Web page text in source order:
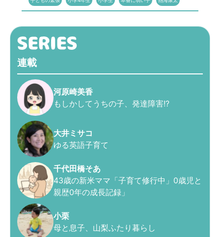
連載
河原崎美香
もしかしてうちの子、発達障害!?
大井ミサコ
ゆる英語子育て
千代田橋そあ
43歳の新米ママ「子育て修行中」0歳児と
親歴0年の成長記録」
小栗
母と息子、山梨ふたり暮らし